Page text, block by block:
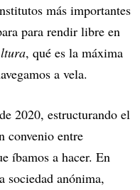
más importantes
para rendir libre en
, qué es la máxima
a vela.
2020, estructurando el
convenio entre
íbamos a hacer. En
sociedad anónima,